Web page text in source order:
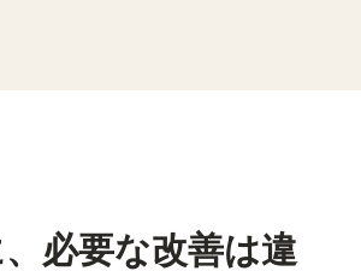
必要な改善は違